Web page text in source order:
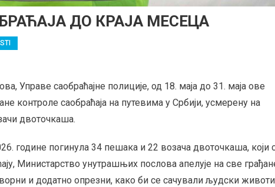
ДО КРАЈА МЕСЕЦА
Управе саобраћајне полиције, од 18. маја до 31. маја ове
контроле саобраћаја на путевима у Србији, усмерену на
двоточкаша.
године погинула 34 пешака и 22 возача двоточкаша, који
Министарство унутрашњих послова апелује на све
и додатно опрезни, како би се сачували људски животи